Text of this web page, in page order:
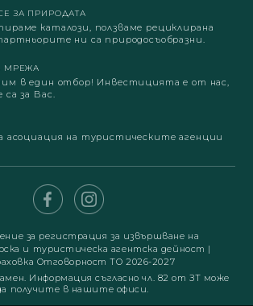
ЗА ПРИРОДАТА
каталози, ползваме рециклирана
ни са природосъобразни.
МРЕЖА
в един отбор! Инвестицията е от нас,
са за Вас.
асоциация на туристическите агенции
за регистрация за извършване на
и туристическа агентска дейност |
Отговорност ТО 2026-2027
Информация съгласно чл. 82 от ЗТ може
получите в нашите офиси.